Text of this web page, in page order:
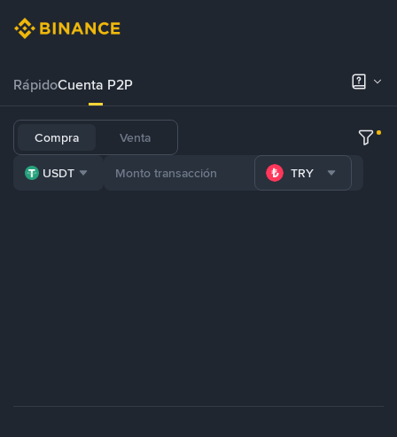
RápidoCuenta P2P
Compra Venta
USDT TRY